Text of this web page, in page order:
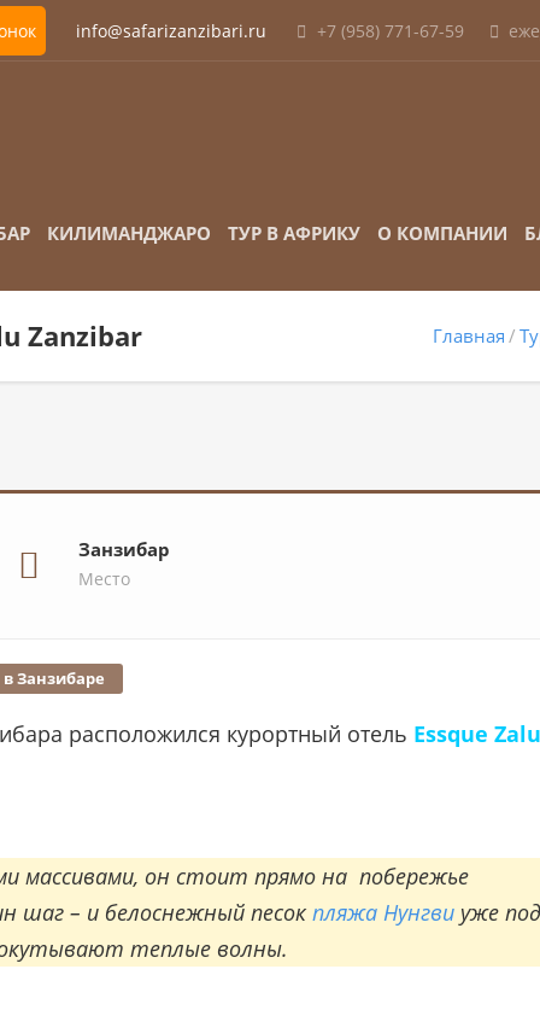
info@safarizanzibari.ru +7 (958) 771-67-59
КИЛИМАНДЖАРО ТУР В АФРИКУ О КОМПАНИИ
Zanzibar Главная
Занзибар
Место
Занзибаре
расположился курортный отель Essque Zalu
массивами, он стоит прямо на побережье
шаг – и белоснежный песок пляжа Нунгви уже под
теплые волны.